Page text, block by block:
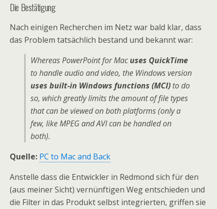
Die Bestätigung
Nach einigen Recherchen im Netz war bald klar, dass
das Problem tatsächlich bestand und bekannt war:
Whereas PowerPoint for Macuses QuickTime
to handle audio and video, the Windows version
uses built-in Windows functions (MCI) to do
so, which greatly limits the amount of file types
that can be viewed on both platforms (only a
few, like MPEG and AVI can be handled on
both).
Quelle: PC to Mac and Back
Anstelle dass die Entwickler in Redmond sich für den
(aus meiner Sicht) vernünftigen Weg entschieden und
die Filter in das Produkt selbst integrierten, griffen sie